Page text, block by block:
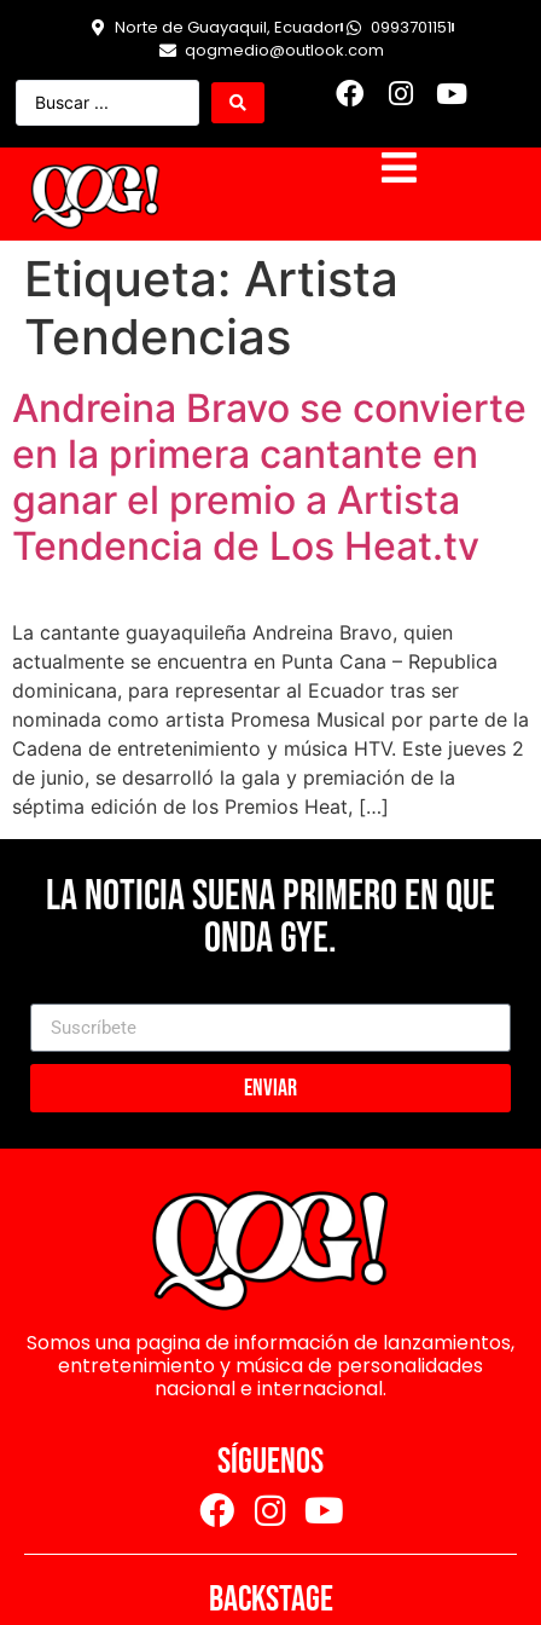
Norte de Guayaquil, Ecuador
0993701151
qogmedio@outlook.com
Etiqueta: Artista
Tendencias
Andreina Bravo se convierte
en la primera cantante en
ganar el premio a Artista
Tendencia de Los Heat.tv
La cantante guayaquileña Andreina Bravo, quien
actualmente se encuentra en Punta Cana – Republica
dominicana, para representar al Ecuador tras ser
nominada como artista Promesa Musical por parte de la
Cadena de entretenimiento y música HTV. Este jueves 2
de junio, se desarrolló la gala y premiación de la
séptima edición de los Premios Heat, […]
La noticia suena primero en Que
Onda Gye.
Enviar
Somos una pagina de información de lanzamientos,
entretenimiento y música de personalidades
nacional e internacional.
SÍGUENOS
BACKSTAGE